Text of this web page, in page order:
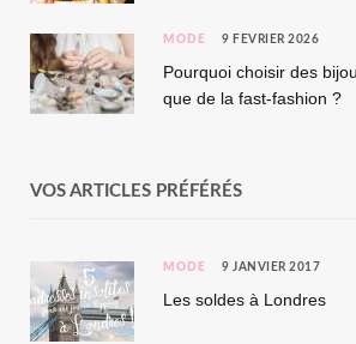
MODE 9 FÉVRIER 2026
Pourquoi choisir des
que de la fast-fashion ?
VOS ARTICLES PRÉFÉRÉS
MODE 9 JANVIER 2017
Les soldes à Londres